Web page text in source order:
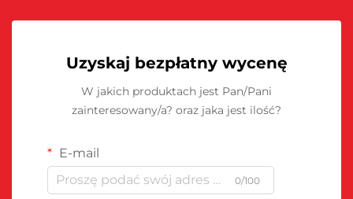
Uzyskaj bezpłatny wycenę
W jakich produktach jest Pan/Pani
zainteresowany/a? oraz jaka jest ilość?
E-mail
0/100